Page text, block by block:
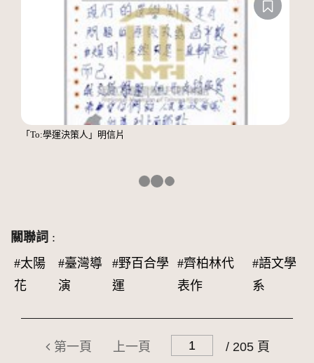
「To:學運決策人」明信片
關聯詞 :
#太陽
花
#臺灣導
演
#野百合學
運
#齊柏林代
表作
#語文學
系
第一頁 上一頁 / 205 頁